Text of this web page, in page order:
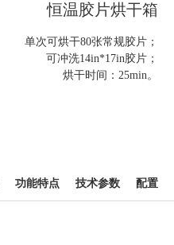
恒温胶片烘干箱
单次可烘干80张常规胶片；
可冲洗14in*17in胶片；
烘干时间：25min。
功能特点 技术参数 配置清